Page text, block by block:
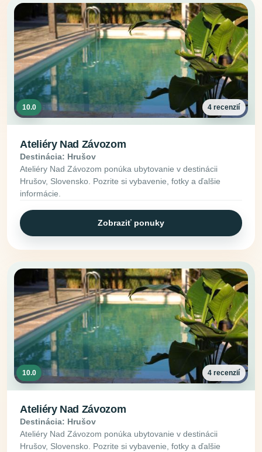
10.0 4 recenzií
Ateliéry Nad Závozom
Destinácia: Hrušov
Ateliéry Nad Závozom ponúka ubytovanie v destinácii
Hrušov, Slovensko. Pozrite si vybavenie, fotky a ďalšie
informácie.
Zobraziť ponuky
10.0 4 recenzií
Ateliéry Nad Závozom
Destinácia: Hrušov
Ateliéry Nad Závozom ponúka ubytovanie v destinácii
Hrušov, Slovensko. Pozrite si vybavenie, fotky a ďalšie